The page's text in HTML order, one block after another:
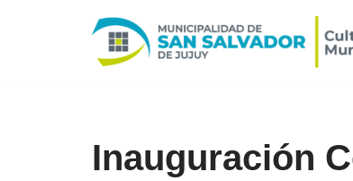
Inauguración